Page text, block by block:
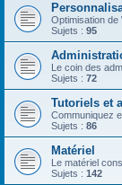
Optimisation de
Sujets : 95
Le coin des
Sujets : 72
Tutoriels et
Communiquez
Sujets : 86
Matériel
Le matériel
Sujets : 142